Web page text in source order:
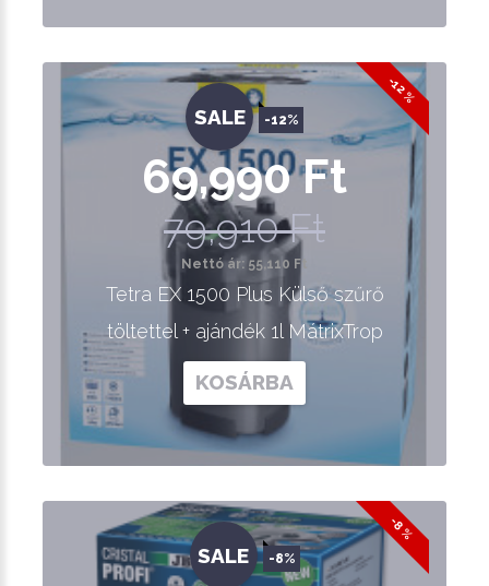
-12 %
SALE -12%
69,990 Ft
79,910 Ft
Nettó ár: 55,110 Ft
Tetra EX 1500 Plus Külső szűrő
töltettel + ajándék 1l MátrixTrop
KOSÁRBA
-8 %
SALE -8%